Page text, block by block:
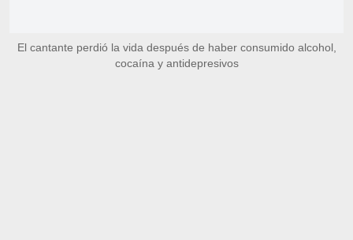
El cantante perdió la vida después de haber consumido alcohol,
cocaína y antidepresivos